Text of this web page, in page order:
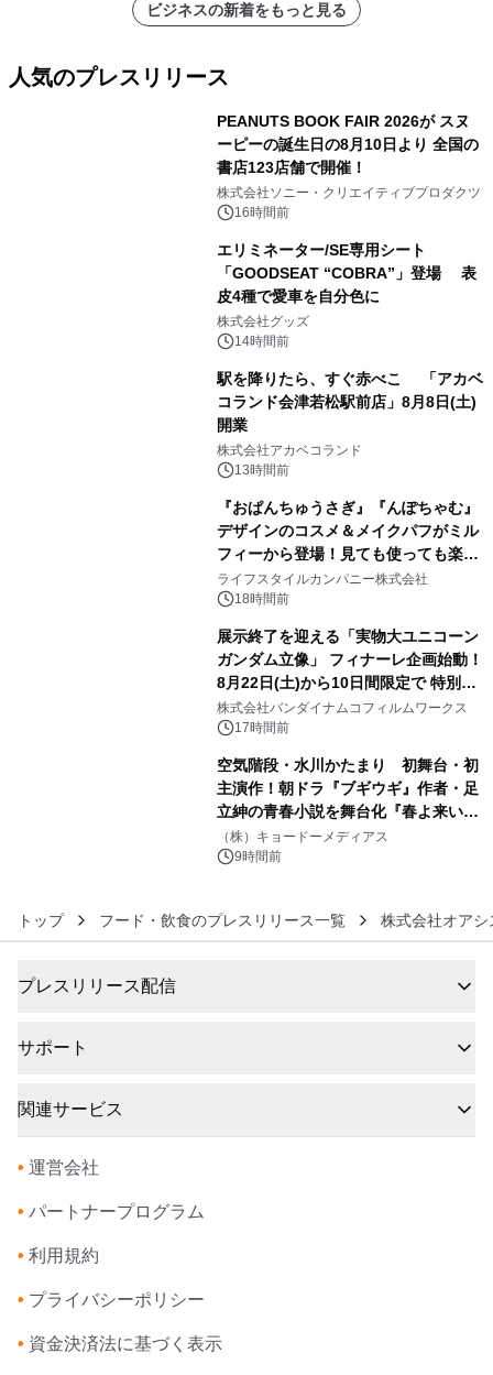
ビジネスの新着をもっと見る
人気のプレスリリース
PEANUTS BOOK FAIR 2026が スヌ
ーピーの誕生日の8月10日より 全国の
書店123店舗で開催！
株式会社ソニー・クリエイティブプロダクツ
16時間前
エリミネーター/SE専用シート
「GOODSEAT “COBRA”」登場 表
皮4種で愛車を自分色に
株式会社グッズ
14時間前
駅を降りたら、すぐ赤べこ 「アカベ
コランド会津若松駅前店」8月8日(土)
開業
株式会社アカベコランド
13時間前
『おぱんちゅうさぎ』『んぽちゃむ』
デザインのコスメ＆メイクパフがミル
フィーから登場！見ても使っても楽し
い、ポップでキュートなコレクショ
ン。
ライフスタイルカンパニー株式会社
18時間前
展示終了を迎える「実物大ユニコーン
ガンダム立像」 フィナーレ企画始動！
8月22日(土)から10日間限定で 特別映
像『UNICORN GUNDAM Statue ―
BEYOND POSSIBILITY ―』を上映！
株式会社バンダイナムコフィルムワークス
17時間前
空気階段・水川かたまり 初舞台・初
主演作！朝ドラ『ブギウギ』作者・足
立紳の青春小説を舞台化『春よ来い、
マジで来い』キービジュアル解禁！
（株）キョードーメディアス
9時間前
トップ フード・飲食のプレスリリース一覧 株式会社オア
プレスリリース配信
サポート
関連サービス
• 運営会社
• パートナープログラム
• 利用規約
• プライバシーポリシー
• 資金決済法に基づく表示